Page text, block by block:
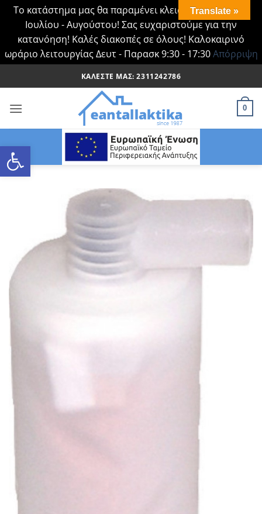
Ανοίξτε τη γραμμή εργαλείων
Το κατάστημα μας θα παραμένει κλειστό Τα Σάββατα
Ιουλίου - Αυγούστου! Σας ευχαριστούμε για την
κατανόηση! Καλές διακοπές σε όλους! Καλοκαιρινό
ωράριο λειτουργίας Δευτ - Παρασκ 9:30 - 17:30Απόρριψη
στο
ΚΑΛΈΣΤΕ ΜΑΣ: 2311242786
0
Translate »